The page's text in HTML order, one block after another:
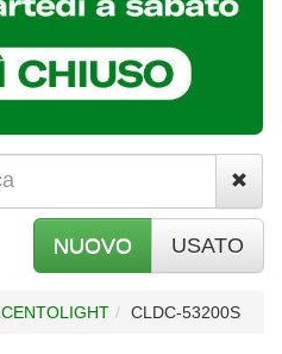
NUOVO USATO
CENTOLIGHT CLDC-53200S